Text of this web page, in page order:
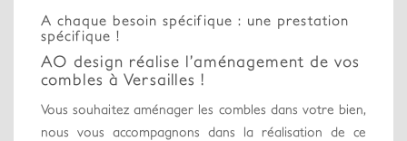
A chaque besoin spécifique : une prestation
spécifique !
AO design réalise l’aménagement de vos
combles à Versailles !
Vous souhaitez aménager les combles dans votre bien,
nous vous accompagnons dans la réalisation de ce